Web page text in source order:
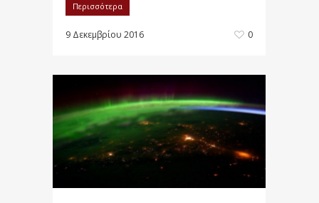
Περισσότερα
9 Δεκεμβρίου 2016 0